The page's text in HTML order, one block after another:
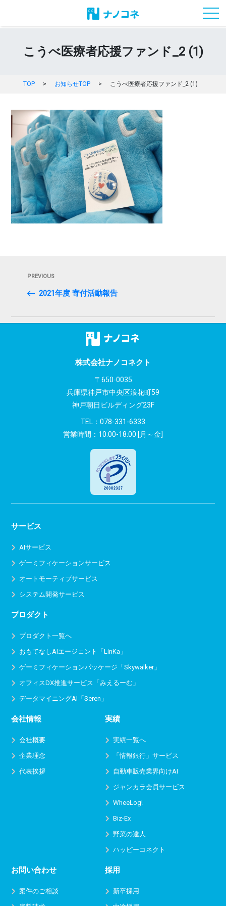
こうべ医療者応援ファンド_2 (1)
TOP > お知らせTOP > こうべ医療者応援ファンド_2 (1)
ビ
Previous
Post
PREVIOUS
2021年度 寄付活動報告
株式会社ナノコネクト
〒650-0035
兵庫県神戸市中央区浪花町59
神戸朝日ビルディング23F
TEL： 078-331-6333
営業時間：10:00-18:00 [月～金]
サービス
AIサービス
ゲーミフィケーションサービス
オートモーティブサービス
システム開発サービス
プロダクト
プロダクト一覧へ
おもてなしAIエージェント「LinKa」
ゲーミフィケーションパッケージ「Skywalker」
オフィスDX推進サービス 「みえるーむ」
データマイニングAI「Seren」
会社情報
会社概要
企業理念
代表挨拶
実績
実績一覧へ
「情報銀行」サービス
自動車販売業界向けAI
ジャンカラ会員サービス
WheeLog!
Biz-Ex
野菜の達人
ハッピーコネクト
お問い合わせ
案件のご相談
採用
新卒採用